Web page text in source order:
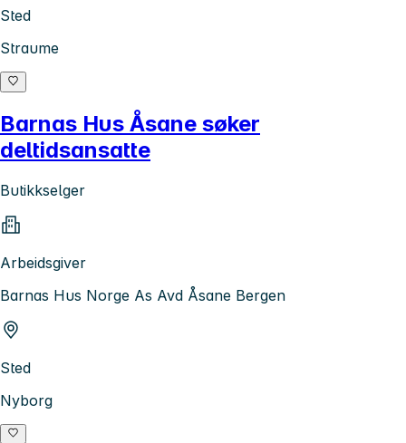
Sted
Straume
Barnas Hus Åsane søker
deltidsansatte
Butikkselger
Arbeidsgiver
Barnas Hus Norge As Avd Åsane Bergen
Sted
Nyborg